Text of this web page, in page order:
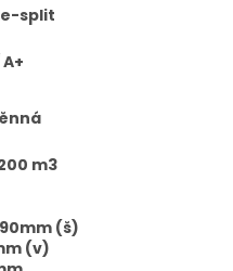
split
m3
(š)
(v)